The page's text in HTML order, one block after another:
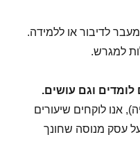
לדיבור או ללמידה.
למגרש.
וגם עושים.
אנו לוקחים שיעורים
עסק מנוסה שחונך